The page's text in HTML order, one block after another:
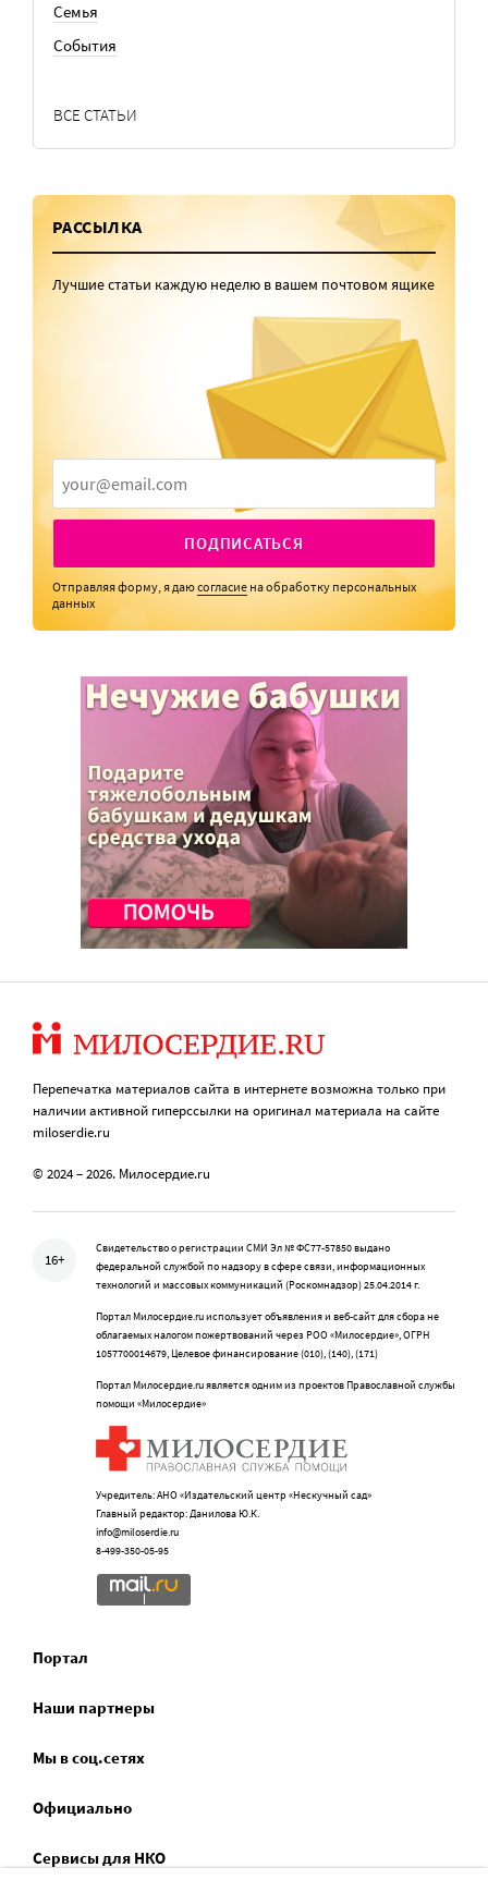
Семья
События
ВСЕ СТАТЬИ
РАССЫЛКА
Лучшие статьи каждую неделю в вашем почтовом ящике
ПОДПИСАТЬСЯ
Отправляя форму, я даюсогласие на обработку персональных
данных
Перепечатка материалов сайта в интернете возможна только при
наличии активной гиперссылки на оригинал материала на сайте
miloserdie.ru
© 2024 – 2026. Милосердие.ru
16+
Свидетельство о регистрации СМИ Эл № ФС77-57850 выдано
федеральной службой по надзору в сфере связи, информационных
технологий и массовых коммуникаций (Роскомнадзор) 25.04.2014 г.
Портал Милосердие.ru использует объявления и веб-сайт для сбора не
облагаемых налогом пожертвований через РОО «Милосердие», ОГРН
1057700014679, Целевое финансирование (010), (140), (171)
Портал Милосердие.ru является одним из проектов Православной службы
помощи «Милосердие»
Учредитель: АНО «Издательский центр «Нескучный сад»
Главный редактор: Данилова Ю.К.
info@miloserdie.ru
8-499-350-05-95
Портал
Наши партнеры
Мы в соц.сетях
Официально
Сервисы для НКО